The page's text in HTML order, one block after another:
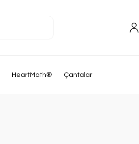
HeartMath® Çantalar